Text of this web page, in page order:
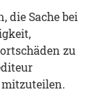
die Sache bei
zu